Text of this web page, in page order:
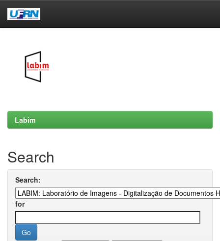
Labim
Search
Search:
for